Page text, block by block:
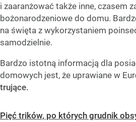
i zaaranżować także inne, czasem
bożonarodzeniowe do domu.
na święta z wykorzystaniem
samodzielnie.
Bardzo istotną informacją dla
domowych jest, że uprawiane w
trujące.
Pięć trików, po których grudnik